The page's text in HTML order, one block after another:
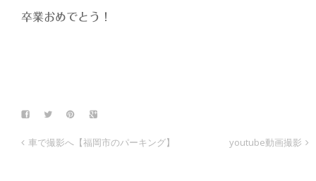
卒業おめでとう！
車で撮影へ【福岡市のパーキング】 youtube動画撮影